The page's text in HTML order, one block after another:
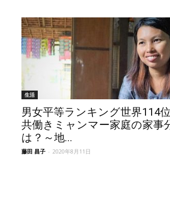
生活
男女平等ランキング世界114位
共働きミャンマー家庭の家事
は？～地...
藤田 昌子 - 2020年8月11日